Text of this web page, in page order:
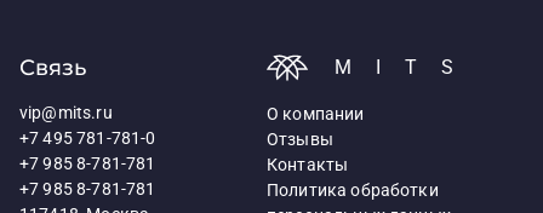
Связь
vip@mits.ru
+7 495 781-781-0
+7 985 8-781-781
+7 985 8-781-781
MITS
О компании
Отзывы
Контакты
Политика обработки